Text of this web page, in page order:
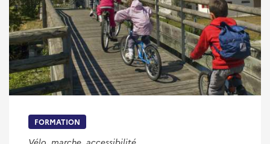
FORMATION
Vélo, marche, accessibilité